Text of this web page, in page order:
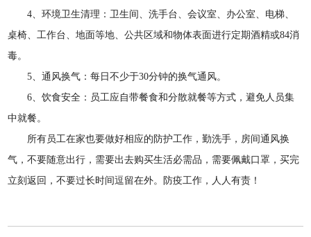
4、环境卫生清理：卫生间、洗手台、会议室、办公室、电梯、
桌椅、工作台、地面等地、公共区域和物体表面进行定期酒精或84消
毒。
5、通风换气：每日不少于30分钟的换气通风。
6、饮食安全：员工应自带餐食和分散就餐等方式，避免人员集
中就餐。
所有员工在家也要做好相应的防护工作，勤洗手，房间通风换
气，不要随意出行，需要出去购买生活必需品，需要佩戴口罩，买完
立刻返回，不要过长时间逗留在外。防疫工作，人人有责！